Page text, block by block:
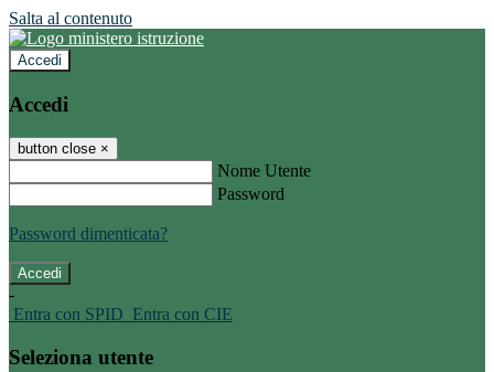
Salta al contenuto
Accedi
Accedi
button close ×
Nome Utente
Password
Password dimenticata?
-
Entra con SPID Entra con CIE
Seleziona utente